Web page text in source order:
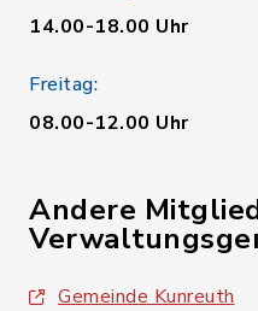
14.00-18.00 Uhr
Freitag:
08.00-12.00 Uhr
Andere
Gemeinde Kunreuth